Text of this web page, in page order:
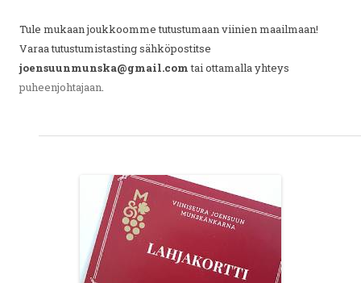
Tule mukaan joukkoomme tutustumaan viinien maailmaan!
Varaa tutustumistasting sähköpostitse
joensuunmunska@gmail.comtai ottamalla yhteys
puheenjohtajaan.